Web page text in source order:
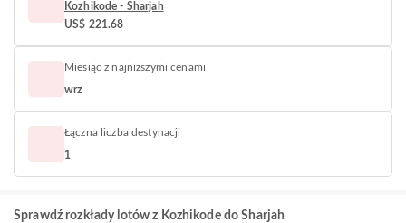
Kozhikode - Sharjah
US$ 221.68
Miesiąc z najniższymi cenami
wrz
Łączna liczba destynacji
1
Sprawdź rozkłady lotów z Kozhikode do Sharjah